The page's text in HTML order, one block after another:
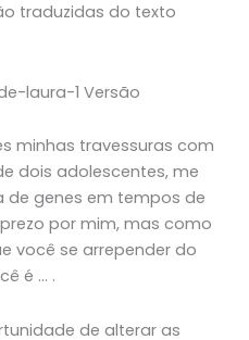
traduzidas do texto
laura-1 Versão
minhas travessuras com
dois adolescentes, me
de genes em tempos de
por mim, mas como
você se arrepender do
é … .
de alterar as